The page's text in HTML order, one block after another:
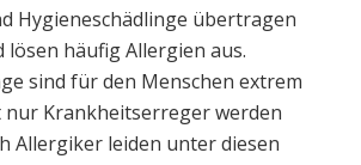
Hygieneschädlinge übertragen
lösen häufig Allergien aus.
sind für den Menschen extrem
nur Krankheitserreger werden
Allergiker leiden unter diesen